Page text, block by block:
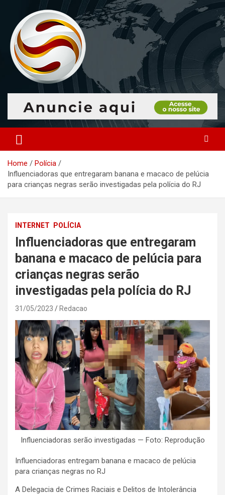
content
Portal Monitoramento
O portal que manitora a notícias para você!
Home
Polícia
Influenciadoras que entregaram banana e macaco de pelúcia
para crianças negras serão investigadas pela polícia do RJ
INTERNET POLÍCIA
Influenciadoras que entregaram
banana e macaco de pelúcia para
crianças negras serão
investigadas pela polícia do RJ
31/05/2023 Redacao
Influenciadoras serão investigadas — Foto: Reprodução
Influenciadoras entregam banana e macaco de pelúcia
para crianças negras no RJ
A Delegacia de Crimes Raciais e Delitos de Intolerância